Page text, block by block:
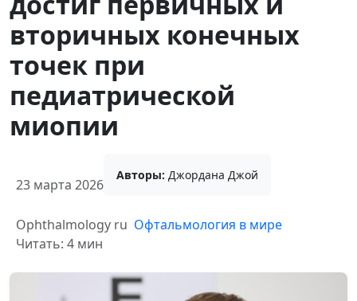
вторичных конечных
точек при
педиатрической
миопии
23 марта 2026
Авторы: Джордана Джой
Ophthalmology ru Офтальмология в мире
Читать: 4 мин